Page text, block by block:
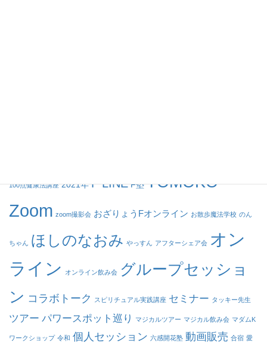
100点健康法講座 2021年 F LINE F塾 TOMOKO
Zoom zoom撮影会 おざりょうFオンライン お散歩魔法学校 のん
ちゃん ほしのなおみ やっすん アフターシェア会 オン
ライン
オンライン飲み会 グループセッショ
ン コラボトーク スピリチュアル実践講座 セミナー タッキー先生
ツアー パワースポット巡り マジカルツアー マジカル飲み会 マダムK
ワークショップ 令和 個人セッション 六感開花塾 動画販売 合宿 愛